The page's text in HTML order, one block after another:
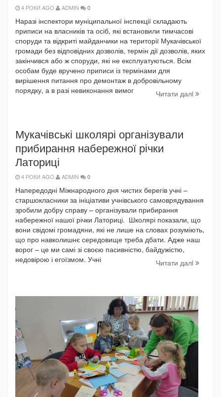
4 РОКИ AGO ADMIN 0
Наразі інспектори муніципальної інспекції складають
приписи на власників та осіб, які встановили тимчасові
споруди та відкриті майданчики на території Мукачівської
громади без відповідних дозволів, термін дії дозволів, яких
закінчився або ж споруди, які не експлуатуються. Всім
особам буде вручено приписи із термінами для
вирішення питання про демонтаж в добровільному
порядку, а в разі невиконання вимог
Читати далi
Мукачівські школярі організували
прибирання набережної річки
Латориці
4 РОКИ AGO ADMIN 0
Напередодні Міжнародного дня чистих берегів учні –
старшокласники за ініціативи учнівського самоврядування
зробили добру справу – організували прибирання
набережної нашої річки Латориці. Школярі показали, що
вони свідомі громадяни, які не лише на словах розуміють,
що про навколишнє середовище треба дбати. Адже наш
ворог – це ми самі зі своєю пасивністю, байдужістю,
недовірою і егоїзмом. Учні
Читати далi